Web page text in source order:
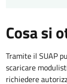
Cosa si
Tramite il SUAP
scaricare
richiedere